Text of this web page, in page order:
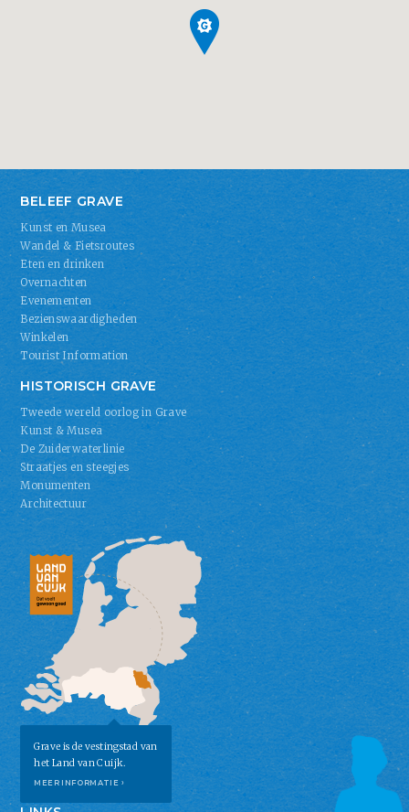
BELEEF GRAVE
Kunst en Musea
Wandel & Fietsroutes
Eten en drinken
Overnachten
Evenementen
Bezienswaardigheden
Winkelen
Tourist Information
HISTORISCH GRAVE
Tweede wereld oorlog in Grave
Kunst & Musea
De Zuiderwaterlinie
Straatjes en steegjes
Monumenten
Architectuur
Grave is de vestingstad van
het Land van Cuijk.
MEER INFORMATIE ›